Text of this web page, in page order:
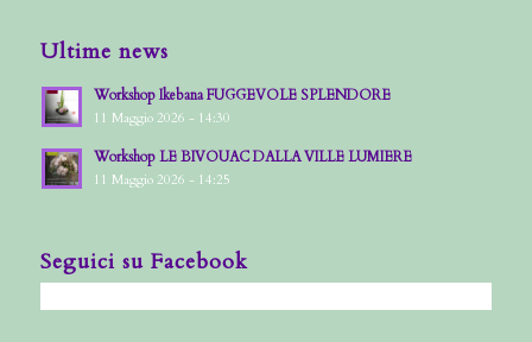
Ultime news
Workshop Ikebana FUGGEVOLE SPLENDORE
11 Maggio 2026 - 14:30
Workshop LE BIVOUAC DALLA VILLE LUMIERE
11 Maggio 2026 - 14:25
Seguici su Facebook